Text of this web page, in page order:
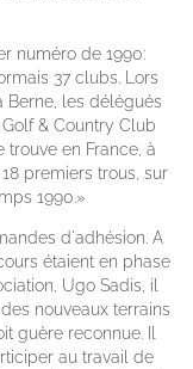
numéro de 1990:
37 clubs. Lors
les délégués
& Country Club
en France, à
premiers trous, sur
1990.»
d'adhésion. A
étaient en phase
Ugo Sadis, il
nouveaux terrains
guère reconnue. Il
au travail de